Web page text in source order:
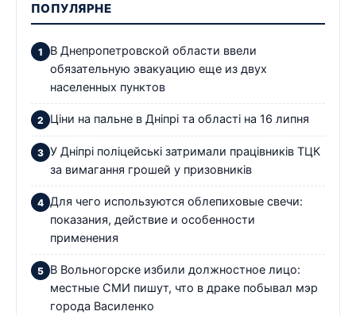
ПОПУЛЯРНЕ
В Днепропетровской области ввели
обязательную эвакуацию еще из двух
населенных пунктов
Ціни на пальне в Дніпрі та області на 16 липня
У Дніпрі поліцейські затримали працівників ТЦК
за вимагання грошей у призовників
Для чего используются облепиховые свечи:
показания, действие и особенности
применения
В Вольногорске избили должностное лицо:
местные СМИ пишут, что в драке побывал мэр
города Василенко